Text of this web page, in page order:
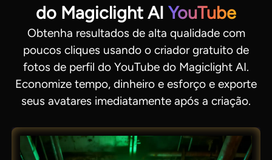
do Magiclight AI YouTube
Obtenha resultados de alta qualidade com
poucos cliques usando o criador gratuito de
fotos de perfil do YouTube do Magiclight AI.
Economize tempo, dinheiro e esforço e exporte
seus avatares imediatamente após a criação.